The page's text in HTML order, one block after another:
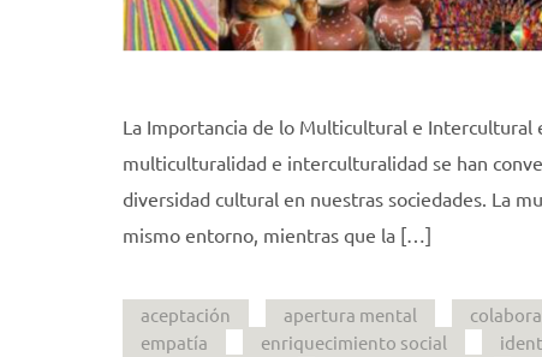
La Importancia de lo Multicultural e Intercultural
multiculturalidad e interculturalidad se han
diversidad cultural en nuestras sociedades. La
mismo entorno, mientras que la […]
aceptación apertura mental
empatía
enriquecimiento social